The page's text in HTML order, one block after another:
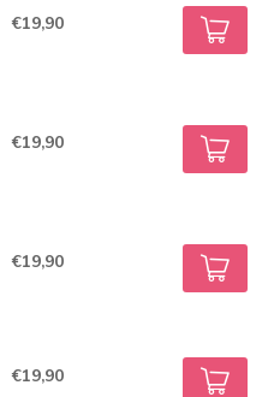
€19,90
€19,90
€19,90
€19,90